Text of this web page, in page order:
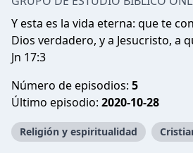
Y esta es la vida eterna: que te
Dios verdadero, y a Jesucristo, a
Jn 17:3
Número de episodios: 5
Último episodio: 2020-10-28
Religión y espiritualidad